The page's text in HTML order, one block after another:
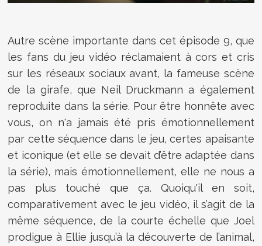
Autre scène importante dans cet épisode 9, que
les fans du jeu vidéo réclamaient à cors et cris
sur les réseaux sociaux avant, la fameuse scène
de la girafe, que Neil Druckmann a également
reproduite dans la série. Pour être honnête avec
vous, on n'a jamais été pris émotionnellement
par cette séquence dans le jeu, certes apaisante
et iconique (et elle se devait d’être adaptée dans
la série), mais émotionnellement, elle ne nous a
pas plus touché que ça. Quoiqu'il en soit,
comparativement avec le jeu vidéo, il s’agit de la
même séquence, de la courte échelle que Joel
prodigue à Ellie jusqu’à la découverte de l’animal,